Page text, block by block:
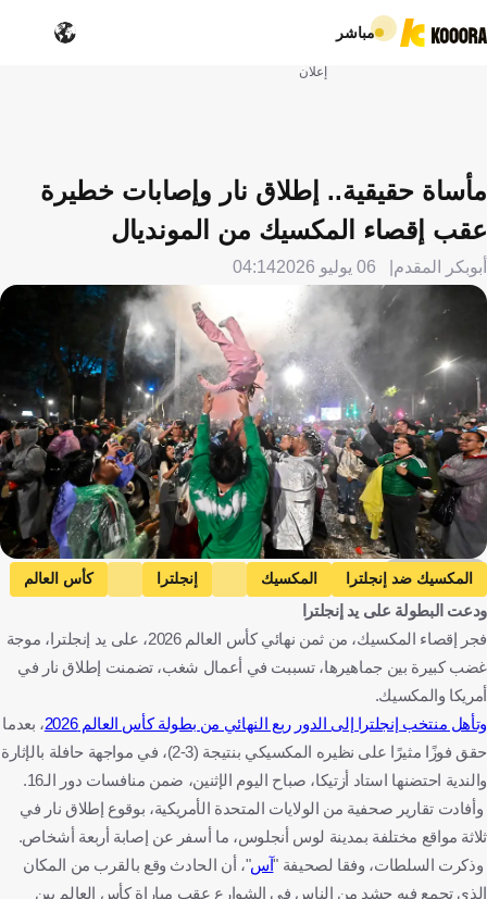
مباشر
إعلان
مأساة حقيقية.. إطلاق نار وإصابات خطيرة
عقب إقصاء المكسيك من المونديال
أبوبكر المقدم 06 يوليو 2026 04:14
Getty Images
المكسيك ضد إنجلترا المكسيك إنجلترا
كأس العالم
المكسيك
إنجلترا كرة قدمودعت البطولة على يد إنجلترا
فجر إقصاء المكسيك، من ثمن نهائي كأس العالم 2026، على يد إنجلترا، موجة
غضب كبيرة بين جماهيرها، تسببت في أعمال شغب، تضمنت إطلاق نار في
أمريكا والمكسيك.
وتأهل منتخب إنجلترا إلى الدور ربع النهائي من بطولة كأس العالم 2026
، بعدما
حقق فوزًا مثيرًا على نظيره المكسيكي بنتيجة (3-2)، في مواجهة حافلة بالإثارة
والندية احتضنها استاد أزتيكا، صباح اليوم الإثنين، ضمن منافسات دور الـ16.
وأفادت تقارير صحفية من الولايات المتحدة الأمريكية، بوقوع إطلاق نار في
ثلاثة مواقع مختلفة بمدينة لوس أنجلوس، ما أسفر عن إصابة أربعة أشخاص.
وذكرت السلطات، وفقا لصحيفة "آس"، أن الحادث وقع بالقرب من المكان
الذي تجمع فيه حشد من الناس في الشوارع عقب مباراة كأس العالم بين